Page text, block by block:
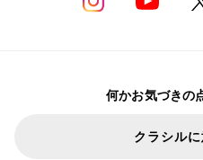
何かお気づきの
クラシル